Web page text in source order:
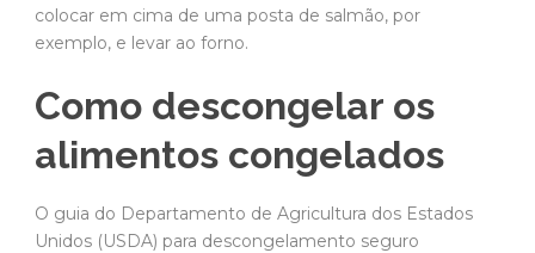
colocar em cima de uma posta de salmão, por
exemplo, e levar ao forno.
Como descongelar os
alimentos congelados
O guia do Departamento de Agricultura dos Estados
Unidos (USDA) para descongelamento seguro